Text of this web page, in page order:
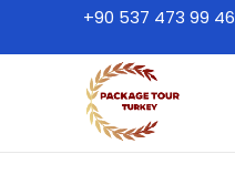
+90 537 473 99 46